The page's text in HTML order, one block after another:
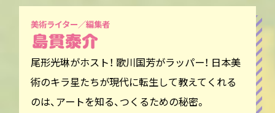
美術ライター／編集者
尾形光琳がホスト！ 歌川国芳がラッパー！ 日本美
術のキラ星たちが現代に転生して教えてくれる
のは、アートを知る、つくるための秘密。